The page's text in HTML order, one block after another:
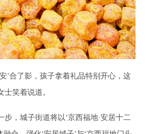
’合了影，孩子拿着礼品特别开心，这
笑着说道。
，城子街道将以‘京西福地·安居十二